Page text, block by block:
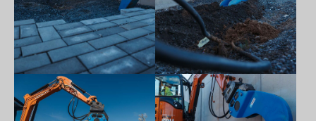
Show larger version Show larger version